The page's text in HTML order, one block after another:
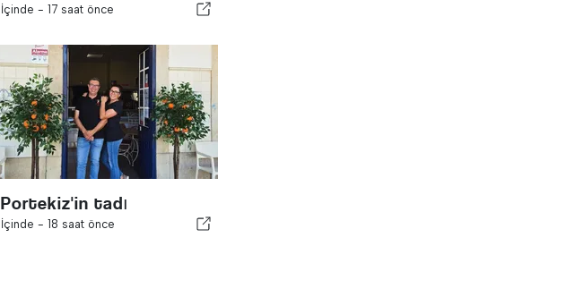
İçinde - 17 saat önce
Portekiz'in tadı
İçinde - 18 saat önce